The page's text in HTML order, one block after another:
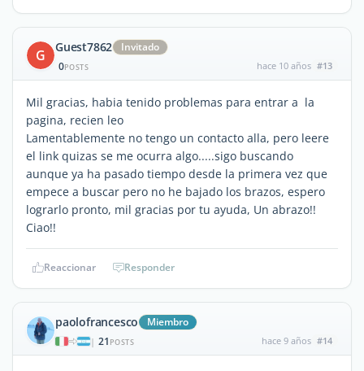
G Guest7862
Invitado
0POSTS hace 10 años #13
Mil gracias, habia tenido problemas para entrar a la
pagina, recien leo
Lamentablemente no tengo un contacto alla, pero leere
el link quizas se me ocurra algo.....sigo buscando
aunque ya ha pasado tiempo desde la primera vez que
empece a buscar pero no he bajado los brazos, espero
lograrlo pronto, mil gracias por tu ayuda, Un abrazo!!
Ciao!!
Reaccionar Responder
paolofrancesco Miembro
| 21 POSTS hace 9 años #14